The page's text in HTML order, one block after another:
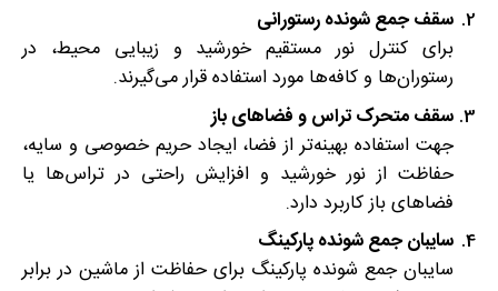
سقف جمع شونده رستورانی
برای کنترل نور مستقیم خورشید و زیبایی محیط، در
رستوران‌ها و کافه‌ها مورد استفاده قرار می‌گیرند.
سقف متحرک تراس و فضاهای باز
جهت استفاده بهینه‌تر از فضا، ایجاد حریم خصوصی و سایه،
حفاظت از نور خورشید و افزایش راحتی در تراس‌ها یا
فضاهای باز کاربرد دارد.
سایبان جمع شونده پارکینگ
سایبان جمع شونده پارکینگ برای حفاظت از ماشین در برابر